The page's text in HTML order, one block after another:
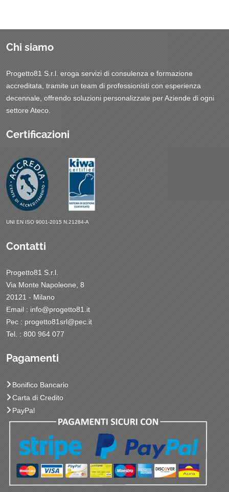
Chi siamo
Progetto81 S.r.l. eroga servizi di consulenza e formazione
accreditata, tramite un team di professionisti con esperienza
decennale, offrendo soluzioni personalizzate per Aziende di ogni
settore Ateco.
Certificazioni
UNI EN ISO 9001-2015 N.21284-A
Contatti
Progetto81 S.r.l.
Via Monte Napoleone, 8
20121 - Milano
Email : info@progetto81.it
Pec : progetto81srl@pec.it
Tel. : 800 964 077
Pagamenti
Bonifico Bancario
Carta di Credito
PayPal